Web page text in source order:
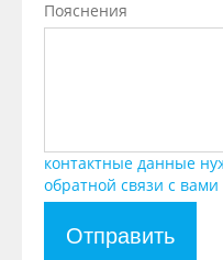
Пояснения
контактные данные
обратной связи с вами
Отправить